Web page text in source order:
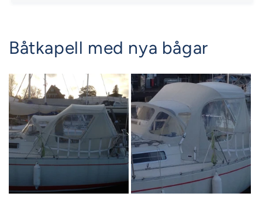
Båtkapell med nya bågar